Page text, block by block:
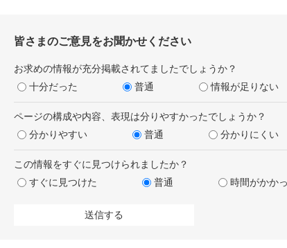
皆さまのご意見をお聞かせください
お求めの情報が充分掲載されてましたでしょうか？
十分だった
普通 情報が足りない
ページの構成や内容、表現は分りやすかったでしょうか？
分かりやすい
普通 分かりにくい
この情報をすぐに見つけられましたか？
すぐに見つけた
普通 時間がかか